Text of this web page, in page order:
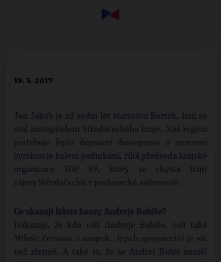
19. 5. 2017
Jan Jakob je už sedm let starostou Roztok, loni se
stal zastupitelem Středočeského kraje. Náš region
potřebuje lepší dopravní dostupnost a omezení
byrokracie kolem podnikání, říká předseda krajské
organizace TOP 09, který se chystá hájit
zájmy Středočechů v poslanecké sněmovně.
Co ukazují lidem kauzy Andreje Babiše?
Dokazují, že kdo volí Andreje Babiše, volí také
Miloše Zemana a naopak. Jejich spojenectví je víc
než zřejmé. A také to, že se Andrej Babiš neměl